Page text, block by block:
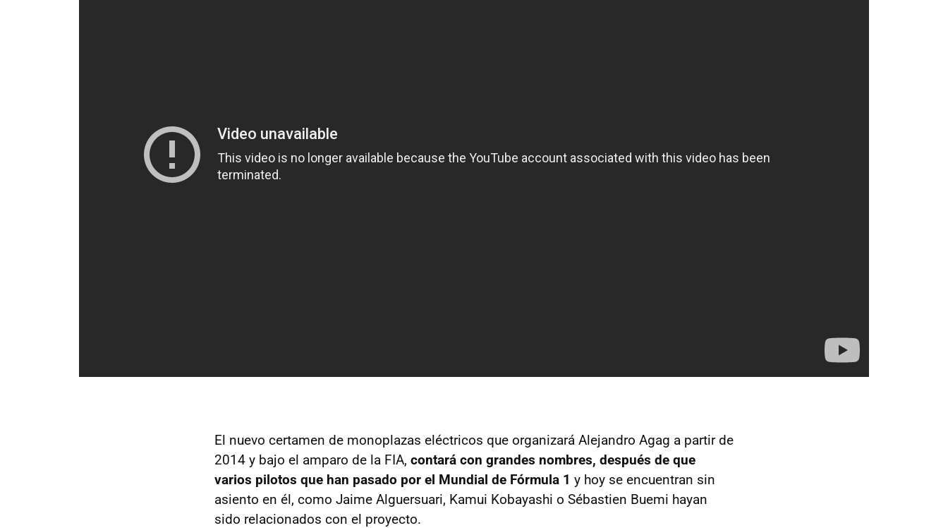
El nuevo certamen de monoplazas eléctricos que organizará Alejandro Agag a partir de
2014 y bajo el amparo de la FIA, contará con grandes nombres, después de que
varios pilotos que han pasado por el Mundial de Fórmula 1 y hoy se encuentran sin
asiento en él, como Jaime Alguersuari, Kamui Kobayashi o Sébastien Buemi hayan
sido relacionados con el proyecto.